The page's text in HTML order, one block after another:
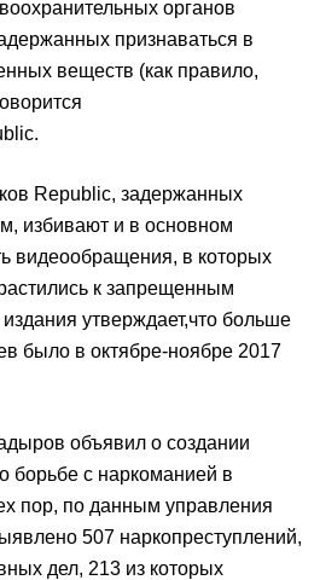
органов
признаваться в
веществ (как правило,
Republic, задержанных
избивают и в основном
видеообращения, в которых
к запрещенным
утверждает,что больше
было в октябре-ноябре 2017
объявил о создании
борьбе с наркоманией в
пор, по данным управления
507 наркопреступлений,
дел, 213 из которых